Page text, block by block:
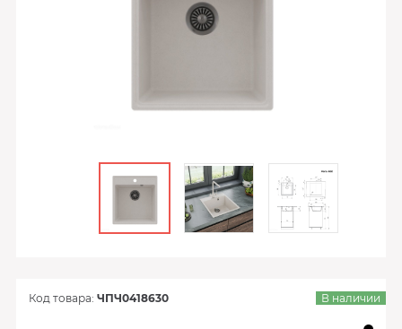
Код товара: ЧПЧ0418630 В наличии